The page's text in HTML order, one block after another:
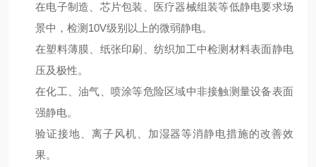
在电子制造、芯片包装、医疗器械组装等低静电要求场
景中，检测10V级别以上的微弱静电。
在塑料薄膜、纸张印刷、纺织加工中检测材料表面静电
压及极性。
在化工、油气、喷涂等危险区域中非接触测量设备表面
强静电。
验证接地、离子风机、加湿器等消静电措施的改善效
果。